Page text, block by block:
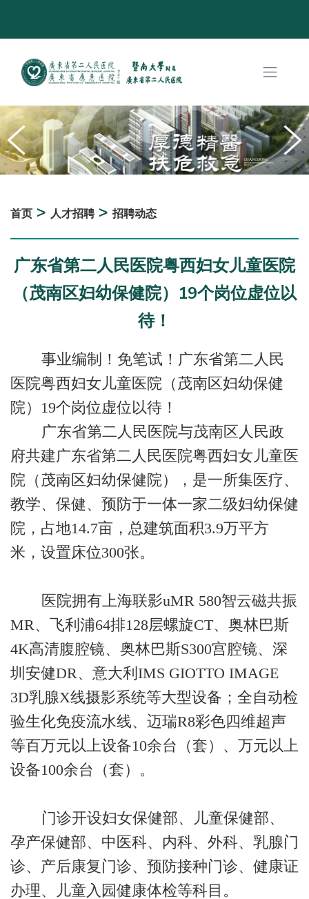
首页 > 人才招聘 > 招聘动态
广东省第二人民医院粤西妇女儿童医院
（茂南区妇幼保健院）19个岗位虚位以
待！
事业编制！免笔试！广东省第二人民
医院粤西妇女儿童医院（茂南区妇幼保健
院） 19个岗位虚位以待！
广东省第二人民医院与茂南区人民政
府共建广东省第二人民医院粤西妇女儿童医
院（茂南区妇幼保健院），是一所集医疗、
教学、保健、预防于一体一家二级妇幼保健
院，占地14.7亩，总建筑面积3.9万平方
米，设置床位300张。
医院拥有上海联影uMR 580智云磁共振
MR、飞利浦64排128层螺旋CT、奥林巴斯
4K高清腹腔镜、奥林巴斯S300宫腔镜、深
圳安健DR、意大利IMS GIOTTO IMAGE
3D乳腺X线摄影系统等大型设备；全自动检
验生化免疫流水线、迈瑞R8彩色四维超声
等百万元以上设备10余台（套）、万元以上
设备100余台（套）。
门诊开设妇女保健部、儿童保健部、
孕产保健部、中医科、内科、外科、乳腺门
诊、产后康复门诊、预防接种门诊、健康证
办理、儿童入园健康体检等科目。